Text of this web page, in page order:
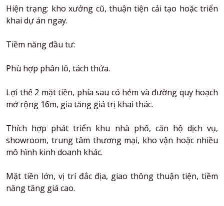
Hiện trạng: kho xưởng cũ, thuận tiện cải tạo hoặc triển
khai dự án ngay.
Tiềm năng đầu tư:
Phù hợp phân lô, tách thửa.
Lợi thế 2 mặt tiền, phía sau có hẻm và đường quy hoạch
mở rộng 16m, gia tăng giá trị khai thác.
Thích hợp phát triển khu nhà phố, căn hộ dịch vụ,
showroom, trung tâm thương mại, kho vận hoặc nhiều
mô hình kinh doanh khác.
Mặt tiền lớn, vị trí đắc địa, giao thông thuận tiện, tiềm
năng tăng giá cao.